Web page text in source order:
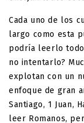
Cada uno de los
largo como esta
podría leerlo
no intentarlo?
explotan con un
enfoque de gran
Santiago, 1 Juan,
leer Romanos,